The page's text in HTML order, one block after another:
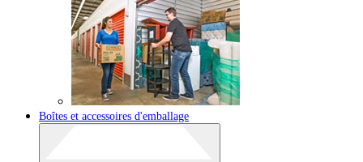
Boîtes et accessoires d'emballage